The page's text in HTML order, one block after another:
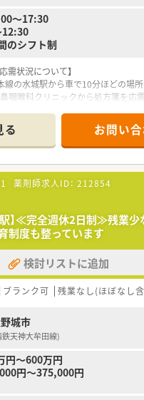
～17:30
12:30
のシフト制
需状況について】
の水城駅から車で10分ほどの場
咽喉科クリニックから処方箋を応需
一人ひとりの患者様に丁寧に向き合
師1名と事務スタッフ1名が在籍し
率的でアットホームな運営を行って
める人物像について】
務の拡充や体制強化を見据えた増員
経験がある方はもちろん、未経験の
プやトレーシングレポートの作成と
に対して前向きに取り組める薬剤師
た「かかりつけ」として、患者様と
にし、主体的に行動できる方が非
いて】
心に116店舗を展開する九州最大手の
基盤のもとで多様なキャリアを築く
業ゼロで勤務することを目指してお
ちな医療業界において先進的な取り
る お問い
薬剤師求人ID： 212854
】≪完全週休2日制≫残業少
制度も整っています
検討リストに追加
ブランク可 残業なし(ほぼなし
城市
天神大牟田線)
円～600万円
円～375,000円